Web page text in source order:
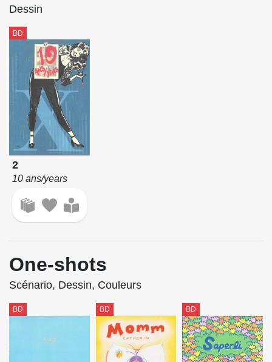
Dessin
BD
2
10 ans/years
One-shots
Scénario, Dessin, Couleurs
BD BD BD